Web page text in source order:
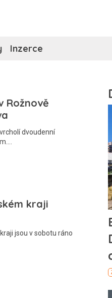
Inzerce
Rožnově
dvoudenní
kraji
jsou v sobotu ráno